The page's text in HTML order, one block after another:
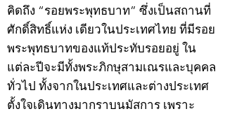
คิดถึง “รอยพระพุทธบาท” ซึ่งเป็นสถานที่
ศักดิ์สิทธิ์แห่ง เดียวในประเทศไทย ที่มีรอย
พระพุทธบาทของแท้ประทับรอยอยู่ ใน
แต่ละปีจะมีทั้งพระภิกษุสามเณรและบุคคล
ทั่วไป ทั้งจากในประเทศและต่างประเทศ
ตั้งใจเดินทางมากราบนมัสการ เพราะ